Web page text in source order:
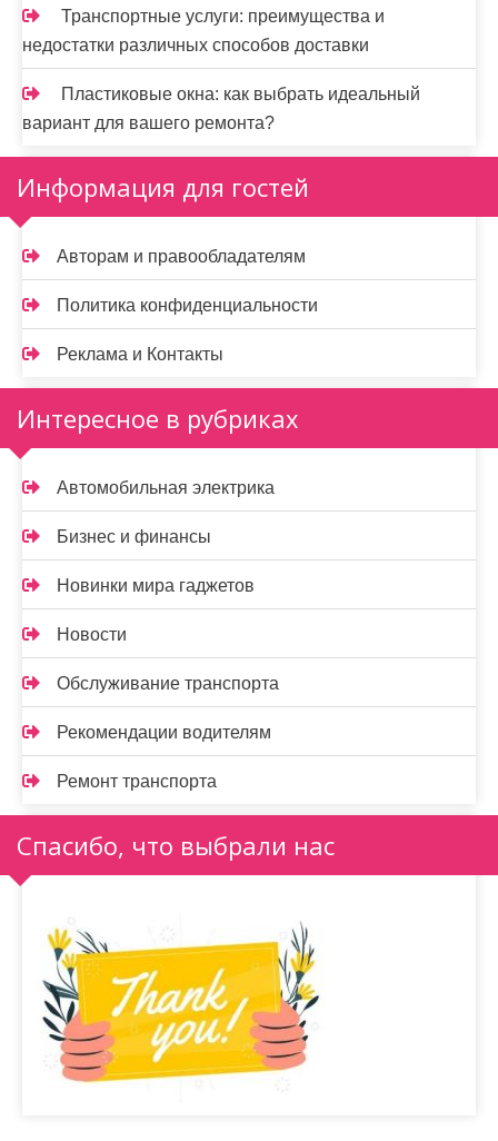
Транспортные услуги: преимущества и
недостатки различных способов доставки
Пластиковые окна: как выбрать идеальный
вариант для вашего ремонта?
Информация для гостей
Авторам и правообладателям
Политика конфиденциальности
Реклама и Контакты
Интересное в рубриках
Автомобильная электрика
Бизнес и финансы
Новинки мира гаджетов
Новости
Обслуживание транспорта
Рекомендации водителям
Ремонт транспорта
Спасибо, что выбрали нас